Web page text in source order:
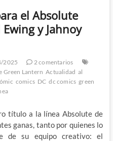
el Absolute
y Jahnoy
2025
2 comentarios
Green Lantern Actualidad al
comics DC dc comics green
título a la línea Absolute de
ganas, tanto por quienes lo
de su equipo creativo: el